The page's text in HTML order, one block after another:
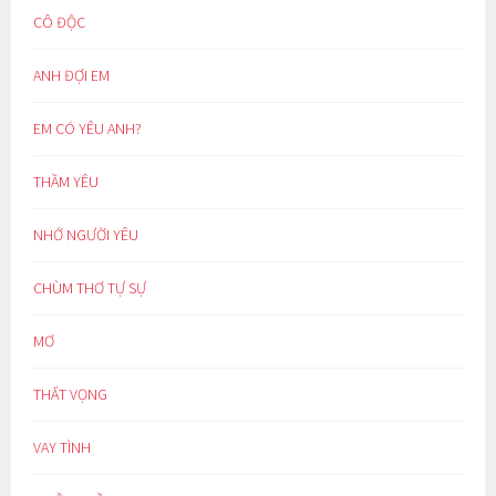
CÔ ĐỘC
ANH ĐỢI EM
EM CÓ YÊU ANH?
THẦM YÊU
NHỚ NGƯỜI YÊU
CHÙM THƠ TỰ SỰ
MƠ
THẤT VỌNG
VAY TÌNH